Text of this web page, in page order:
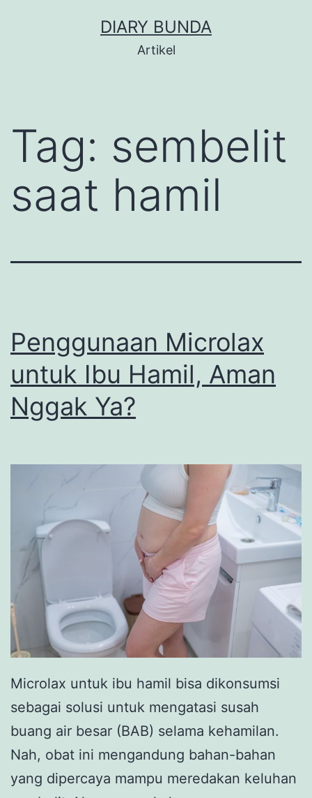
DIARY BUNDA
Artikel
Tag: sembelit
saat hamil
Penggunaan Microlax
untuk Ibu Hamil, Aman
Nggak Ya?
Microlax untuk ibu hamil bisa dikonsumsi
sebagai solusi untuk mengatasi susah
buang air besar (BAB) selama kehamilan.
Nah, obat ini mengandung bahan-bahan
yang dipercaya mampu meredakan keluhan